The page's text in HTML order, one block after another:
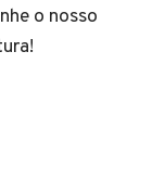
o nosso